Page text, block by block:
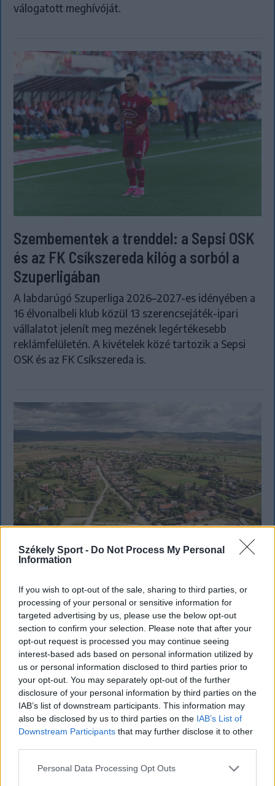
Székely Sport - Do Not Process My Personal
Information
If you wish to opt-out of the sale, sharing to third parties, or
processing of your personal or sensitive information for
targeted advertising by us, please use the below opt-out
section to confirm your selection. Please note that after your
opt-out request is processed you may continue seeing
interest-based ads based on personal information utilized by
us or personal information disclosed to third parties prior to
your opt-out. You may separately opt-out of the further
disclosure of your personal information by third parties on the
IAB’s list of downstream participants. This information may
also be disclosed by us to third parties on the IAB’s List of
Downstream Participants that may further disclose it to other
Personal Data Processing Opt Outs
válogatott meghívóját.
Szembementek a trenddel: a Sepsi OSK
és az FK Csíkszereda kilóg a sorból a
Szuperligában
A labdarúgó Szuperliga 2026–2027-es idényében a
16 élvonalbeli klub közül 13 szerencsejáték-ipari
vállalatot jelenít meg mezének legértékesebb
reklámfelületén. A kivételek közé tartozik a Sepsi
OSK és az FK Csíkszereda is.
SZÉKELYHON
Tömegverekedés lett a szűk
mezőgazdasági úti vitából Csatószegen
Kórházba szállítottak több embert, mezőgazdasági
munkagépek rongálódtak meg, és ideiglenes védelmi
rendeleteket is kibocsátottak azután, hogy szombat
délután súlyos konfliktus alakult ki Csatószegen egy
elsőbbségadási vita nyomán.